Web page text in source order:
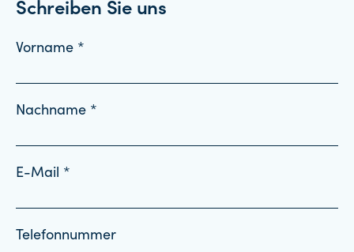
Schreiben Sie uns
Vorname *
Nachname *
E-Mail *
Telefonnummer